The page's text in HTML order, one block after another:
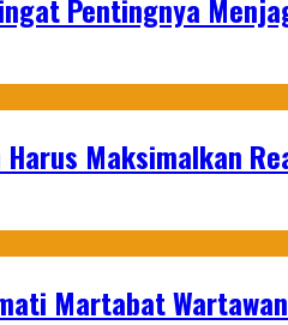
Pentingnya
Harus Maksimalkan
Martabat